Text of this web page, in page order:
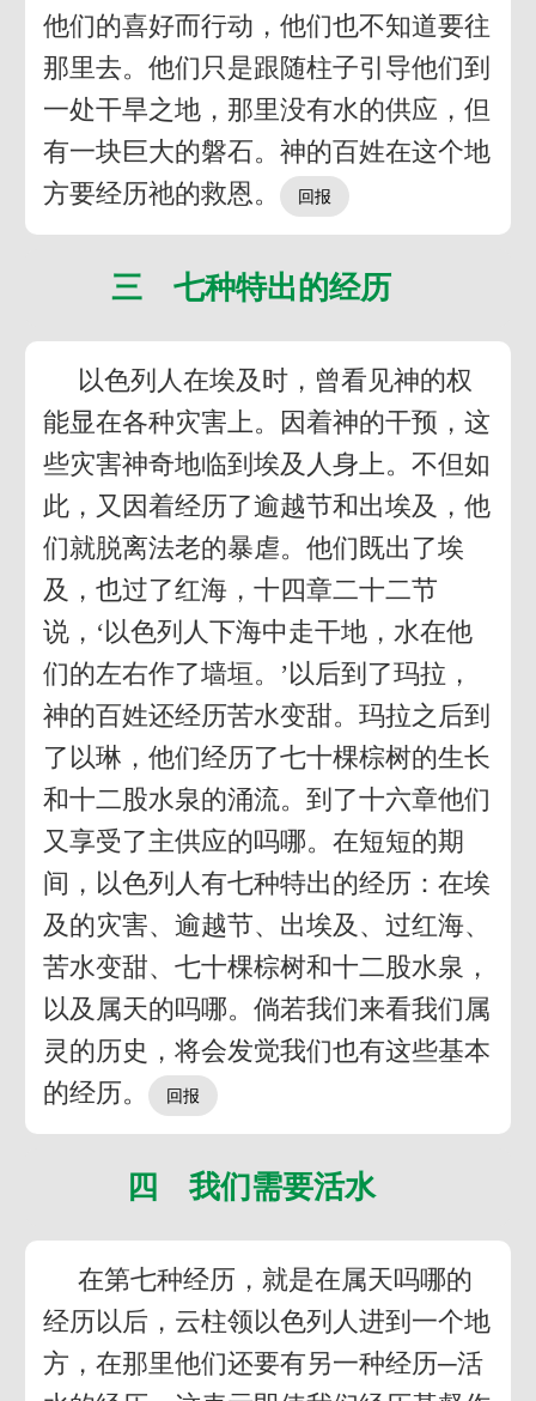
他们的喜好而行动，他们也不知道要往
那里去。他们只是跟随柱子引导他们到
一处干旱之地，那里没有水的供应，但
有一块巨大的磐石。神的百姓在这个地
方要经历祂的救恩。
三 七种特出的经历
以色列人在埃及时，曾看见神的权
能显在各种灾害上。因着神的干预，这
些灾害神奇地临到埃及人身上。不但如
此，又因着经历了逾越节和出埃及，他
们就脱离法老的暴虐。他们既出了埃
及，也过了红海，十四章二十二节
说，‘以色列人下海中走干地，水在他
们的左右作了墙垣。’以后到了玛拉，
神的百姓还经历苦水变甜。玛拉之后到
了以琳，他们经历了七十棵棕树的生长
和十二股水泉的涌流。到了十六章他们
又享受了主供应的吗哪。在短短的期
间，以色列人有七种特出的经历：在埃
及的灾害、逾越节、出埃及、过红海、
苦水变甜、七十棵棕树和十二股水泉，
以及属天的吗哪。倘若我们来看我们属
灵的历史，将会发觉我们也有这些基本
的经历。
四 我们需要活水
在第七种经历，就是在属天吗哪的
经历以后，云柱领以色列人进到一个地
方，在那里他们还要有另一种经历─活